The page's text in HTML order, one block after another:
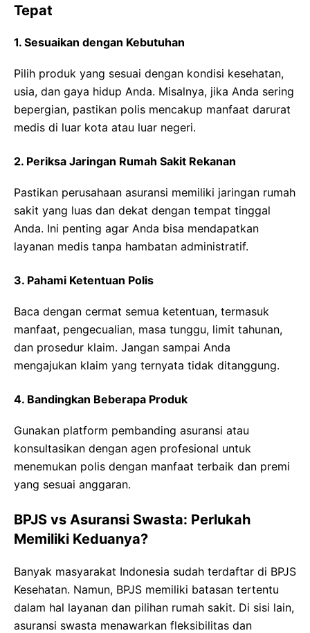
Tepat
1. Sesuaikan dengan Kebutuhan
Pilih produk yang sesuai dengan kondisi kesehatan,
usia, dan gaya hidup Anda. Misalnya, jika Anda sering
bepergian, pastikan polis mencakup manfaat darurat
medis di luar kota atau luar negeri.
2. Periksa Jaringan Rumah Sakit Rekanan
Pastikan perusahaan asuransi memiliki jaringan rumah
sakit yang luas dan dekat dengan tempat tinggal
Anda. Ini penting agar Anda bisa mendapatkan
layanan medis tanpa hambatan administratif.
3. Pahami Ketentuan Polis
Baca dengan cermat semua ketentuan, termasuk
manfaat, pengecualian, masa tunggu, limit tahunan,
dan prosedur klaim. Jangan sampai Anda
mengajukan klaim yang ternyata tidak ditanggung.
4. Bandingkan Beberapa Produk
Gunakan platform pembanding asuransi atau
konsultasikan dengan agen profesional untuk
menemukan polis dengan manfaat terbaik dan premi
yang sesuai anggaran.
BPJS vs Asuransi Swasta: Perlukah
Memiliki Keduanya?
Banyak masyarakat Indonesia sudah terdaftar di BPJS
Kesehatan. Namun, BPJS memiliki batasan tertentu
dalam hal layanan dan pilihan rumah sakit. Di sisi lain,
asuransi swasta menawarkan fleksibilitas dan